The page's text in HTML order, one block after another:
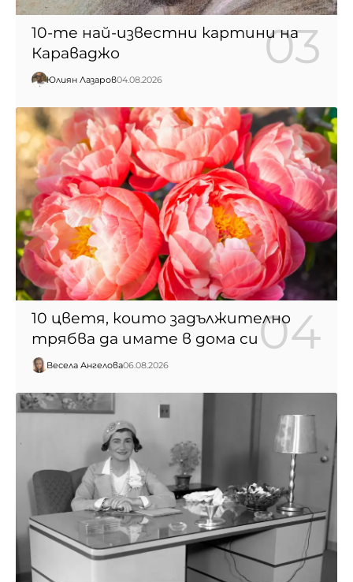
10-те най-известни картини на
Караваджо
Юлиян Лазаров04.08.2026
10 цветя, които задължително
трябва да имате в дома си
Весела Ангелова06.08.2026